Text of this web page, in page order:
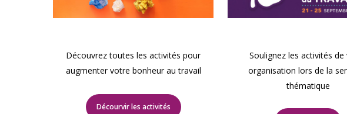
Découvrez toutes les activités pour
augmenter votre bonheur au travail
Décourvir les activités
Soulignez les activités de
organisation lors de la
thématique